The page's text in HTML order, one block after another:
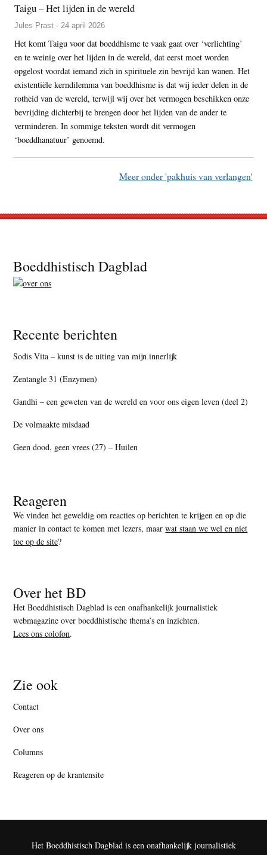
Taigu – Het lijden in de wereld
Jules Prast - 24 april 2026
Het komt Taigu voor dat boeddhisme te vaak gaat over ‘verlichting’
en te weinig over het lijden in de wereld, dat eerst moet worden
opgelost voordat iemand zich in spirituele zin bevrijd kan wanen. Het
existentiële kerndilemma van boeddhisme is dat wij ieder delen in de
rotheid van de wereld, terwijl wij over het vermogen beschikken onze
bevrijding dichterbij te brengen door het lijden van de ander te
verminderen. In sommige teksten wordt dit vermogen
‘boeddhanatuur’ genoemd.
Meer onder 'pakhuis van verlangen'
Footer
Boeddhistisch Dagblad
Recente berichten
Sodis Vita – kunst is de uiting van mijn innerlijk
Zentangle 31 (Enzymen)
Gandhi – een geweten van de wereld en voor ons eigen leven (deel 2)
De volmaakte misdaad
Geen dood, geen vrees (27) – Huilen
Reageren
We vinden het geweldig om reacties op berichten te krijgen en op die
manier in contact te komen met lezers, maarwat staan we wel en niet
toe op de site?
Over het BD
Het Boeddhistisch Dagblad is een onafhankelijk journalistiek
webmagazine over boeddhistische thema’s en inzichten.
Lees ons colofon.
Zie ook
Contact
Over ons
Columns
Reageren op de krantensite
Het Boeddhistisch Dagblad is een onafhankelijk journalistiek